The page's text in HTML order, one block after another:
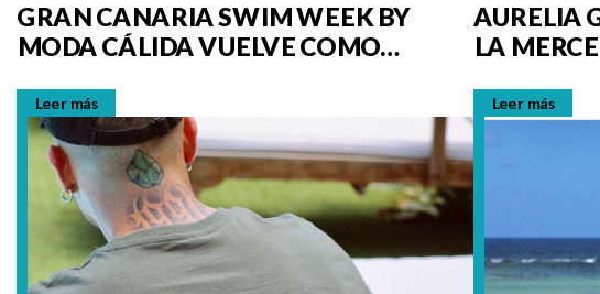
GRAN CANARIA SWIM WEEK BY
MODA CÁLIDA VUELVE COMO
MODA BAÑO
Leer más
AURELIA
LA
Leer más